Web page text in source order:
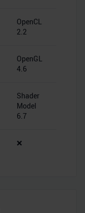
OpenCL
2.2
OpenGL
4.6
Shader
Model
6.7
❌